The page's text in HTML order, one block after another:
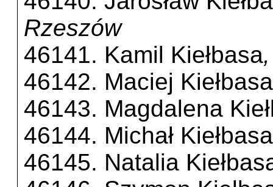
Rzeszów
46141. Kamil Kiełbasa
46142. Maciej Kiełbasa
46143. Magdalena
46144. Michał Kiełbasa
46145. Natalia